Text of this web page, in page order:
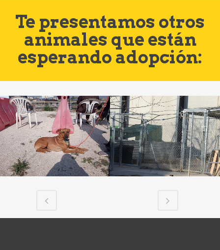
Te presentamos otros
animales que están
esperando adopción: